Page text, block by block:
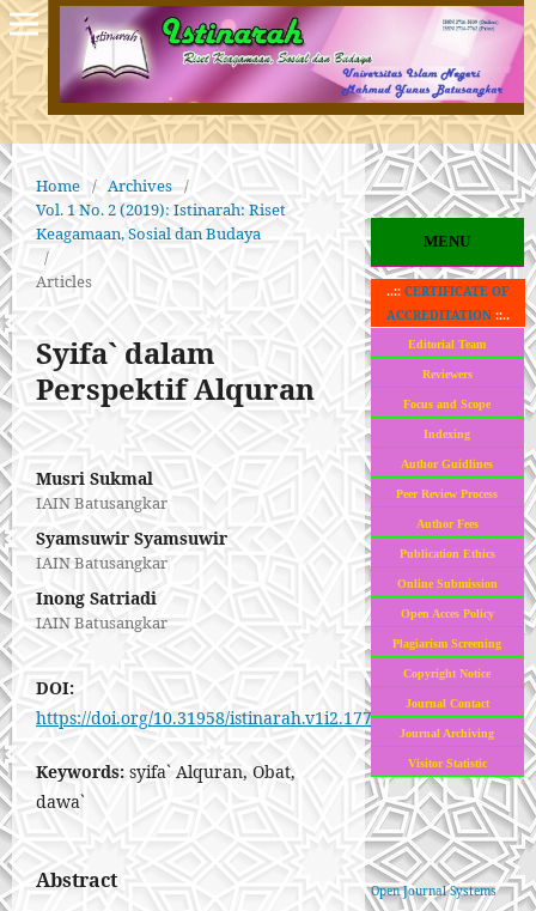
Home / Archives /
Vol. 1 No. 2 (2019): Istinarah: Riset
Keagamaan, Sosial dan Budaya
/
Articles
Syifa` dalam
Perspektif Alquran
Musri Sukmal
IAIN Batusangkar
Syamsuwir Syamsuwir
IAIN Batusangkar
Inong Satriadi
IAIN Batusangkar
DOI:
https://doi.org/10.31958/istinarah.v1i2.1777
Keywords: syifa` Alquran, Obat,
dawa`
Abstract
MENU
..::CERTIFICATE OF
ACCREDITATION::..
Editorial Team
Reviewers
Focus and Scope
Indexing
Author Guidlines
Peer Review Process
Author Fees
Publication Ethics
Online Submission
Open Acces Policy
Plagiarism Screening
Copyright Notice
Journal Contact
Journal Archiving
Visitor Statistic
Open Journal Systems